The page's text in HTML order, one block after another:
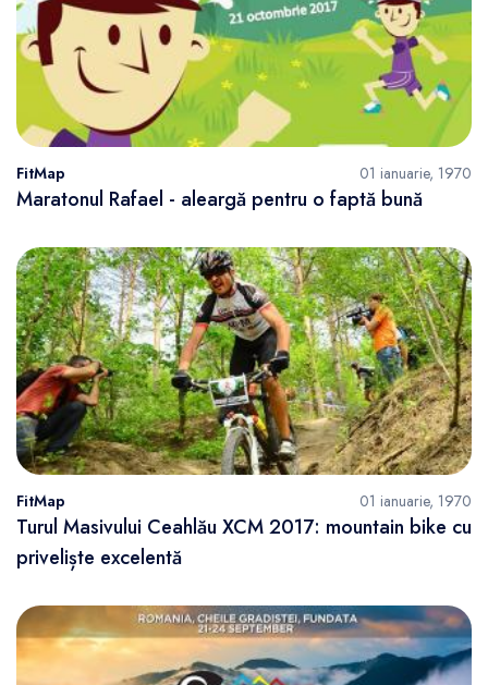
FitMap 01 ianuarie, 1970
Maratonul Rafael - aleargă pentru o faptă bună
FitMap 01 ianuarie, 1970
Turul Masivului Ceahlău XCM 2017: mountain bike cu
priveliște excelentă